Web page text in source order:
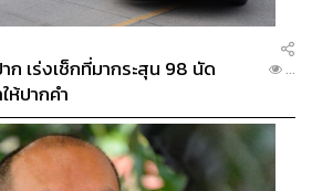
ก เร่งเช็กที่มากระสุน 98 นัด
ห้ปากคำ
...